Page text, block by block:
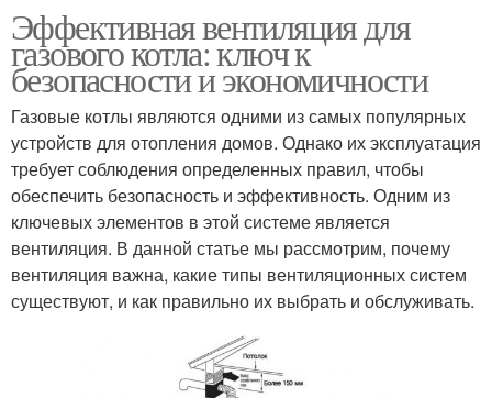
Эффективная вентиляция для
газового котла: ключ к
безопасности и экономичности
Газовые котлы являются одними из самых популярных
устройств для отопления домов. Однако их эксплуатация
требует соблюдения определенных правил, чтобы
обеспечить безопасность и эффективность. Одним из
ключевых элементов в этой системе является
вентиляция. В данной статье мы рассмотрим, почему
вентиляция важна, какие типы вентиляционных систем
существуют, и как правильно их выбрать и обслуживать.